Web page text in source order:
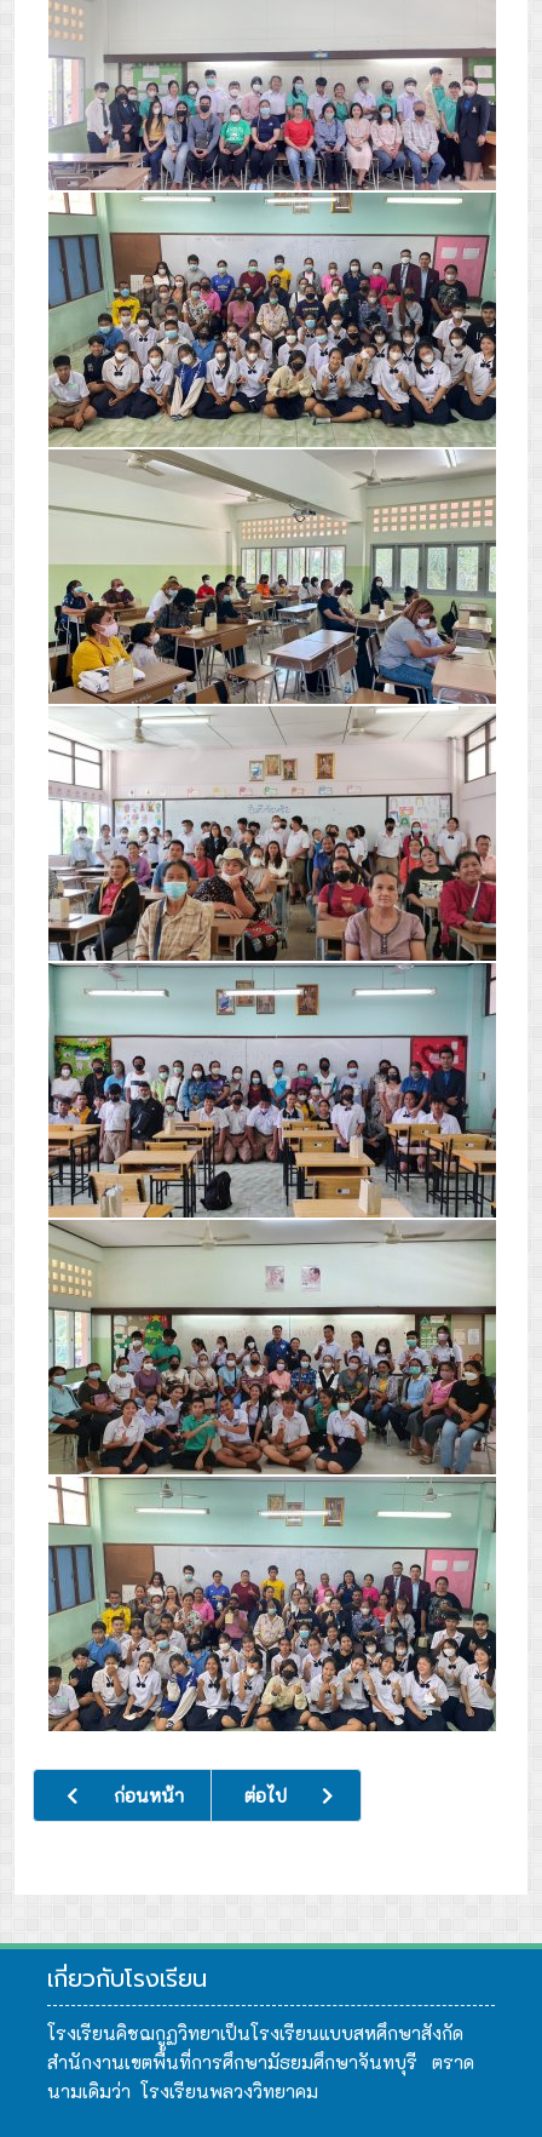
เนื้อหาก่อนหน้า: กิจกรรมปัจฉิมนิเทศให้กับนักเรียนชั้น ม.3 แล
ก่อนหน้า เนื้อหาถัดไป: กิจกรรม OPEN HOUSE
ต่อไป
เกี่ยวกับโรงเรียน
โรงเรียนคิชฌกูฏวิทยาเป็นโรงเรียนแบบสหศึกษาสังกัด
สำนักงานเขตพื้นที่การศึกษามัธยมศึกษาจันทบุรี ตราด
นามเดิมว่า โรงเรียนพลวงวิทยาคม